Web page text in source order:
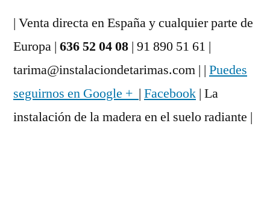
| Venta directa en España y cualquier parte de
Europa | 636 52 04 08 | 91 890 51 61 |
tarima@instalaciondetarimas.com | | Puedes
seguirnos en Google + | Facebook | La
instalación de la madera en el suelo radiante |